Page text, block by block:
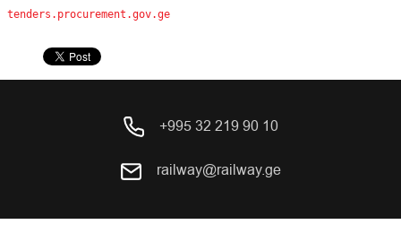
tenders.procurement.gov.ge
+995 32 219 90 10
railway@railway.ge